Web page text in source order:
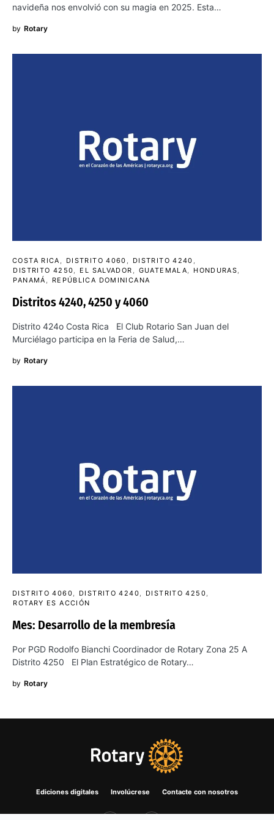
navideña nos envolvió con su magia en 2025. Esta…
by Rotary
COSTA RICA DISTRITO 4060
DISTRITO 4240
DISTRITO 4250
EL SALVADOR GUATEMALA
HONDURAS
PANAMÁ
REPÚBLICA DOMINICANA
Distritos 4240, 4250 y 4060
Distrito 424o Costa Rica El Club Rotario San Juan del
Murciélago participa en la Feria de Salud,…
by Rotary
DISTRITO 4060 DISTRITO 4240
DISTRITO 4250
ROTARY ES ACCIÓN
Mes: Desarrollo de la membresía
Por PGD Rodolfo Bianchi Coordinador de Rotary Zona 25 A
Distrito 4250 El Plan Estratégico de Rotary…
by Rotary
Ediciones digitales Involúcrese Contacte con nosotros